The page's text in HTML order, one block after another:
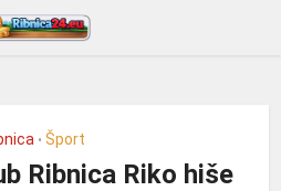
• Šport
Ribnica Riko hiše